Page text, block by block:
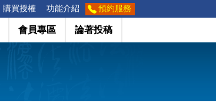
購買授權 功能介紹 預約服務
會員專區 論著投稿